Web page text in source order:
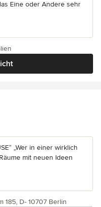
Eine oder Andere sehr
5 Sternen
„Wer in einer wirklich
mit neuen Ideen
185, D- 10707 Berlin